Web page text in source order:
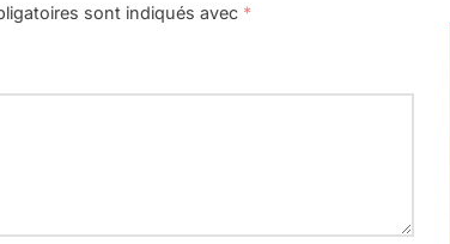
sont indiqués avec *